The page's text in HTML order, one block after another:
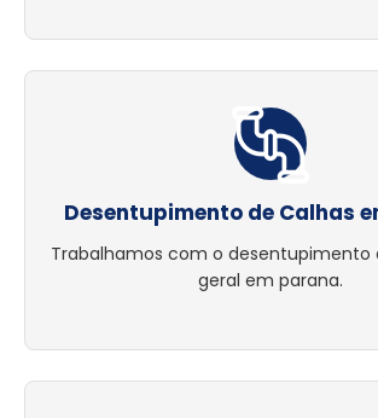
Desentupimento de Calhas
Trabalhamos com o desentupimento
geral em parana.